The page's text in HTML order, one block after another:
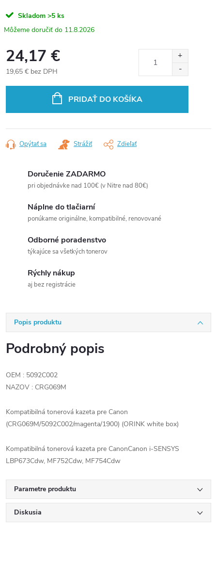
Skladom >5 ks
11.8.2026
24,17 €
19,65 € bez DPH
PRIDAŤ DO KOŠÍKA
Opýtať sa Strážiť Zdieľať
Doručenie ZADARMO
pri objednávke nad 100€ (v Nitre nad 80€)
Náplne do tlačiarní
ponúkame originálne, kompatibilné, renovované
Odborné poradenstvo
týkajúce sa všetkých tonerov
Rýchly nákup
aj bez registrácie
Popis produktu
Podrobný popis
OEM : 5092C002
NAZOV : CRG069M
Kompatibilná tonerová kazeta pre Canon
(CRG069M/5092C002/magenta/1900) (ORINK white box)
Kompatibilná tonerová kazeta pre CanonCanon i-SENSYS
LBP673Cdw, MF752Cdw, MF754Cdw
Parametre produktu
Diskusia